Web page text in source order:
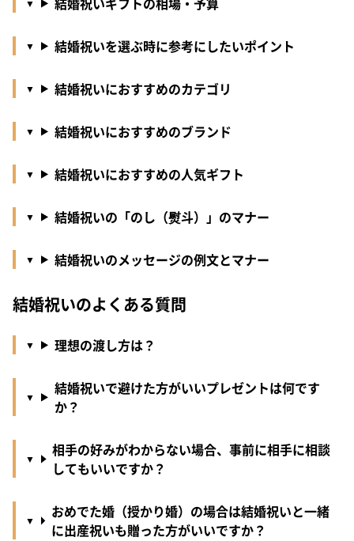
結婚祝いを選ぶ時に参考にしたいポイント
結婚祝いにおすすめのカテゴリ
結婚祝いにおすすめのブランド
結婚祝いにおすすめの人気ギフト
結婚祝いの「のし（熨斗）」のマナー
結婚祝いのメッセージの例文とマナー
結婚祝いのよくある質問
理想の渡し方は？
結婚祝いで避けた方がいいプレゼントは何です
か？
相手の好みがわからない場合、事前に相手に相談
してもいいですか？
おめでた婚（授かり婚）の場合は結婚祝いと一緒
に出産祝いも贈った方がいいですか？